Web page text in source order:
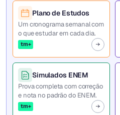
Plano de Estudos
Um cronograma semanal com
o que estudar em cada dia.
tm+
Simulados ENEM
Prova completa com correção
e nota no padrão do ENEM.
tm+